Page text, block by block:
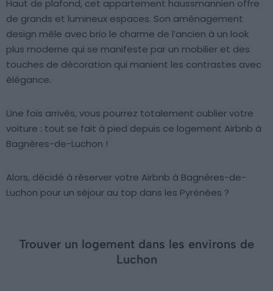
Haut de plafond, cet appartement haussmannien offre
de grands et lumineux espaces. Son aménagement
design mêle avec brio le charme de l’ancien à un look
plus moderne qui se manifeste par un mobilier et des
touches de décoration qui manient les contrastes avec
élégance.
Une fois arrivés, vous pourrez totalement oublier votre
voiture : tout se fait à pied depuis ce logement Airbnb à
Bagnères-de-Luchon !
Alors, décidé à réserver votre Airbnb à Bagnères-de-
Luchon pour un séjour au top dans les Pyrénées ?
Trouver un logement dans les environs de
Luchon